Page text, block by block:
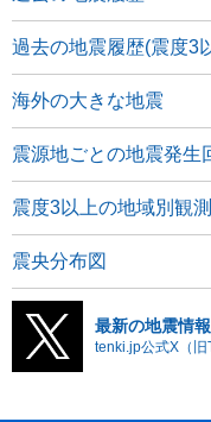
過去の地震履歴(震度3
海外の大きな地震
震源地ごとの地震発生
震度3以上の地域別観
震央分布図
最新の地震情
tenki.jp公式X（旧